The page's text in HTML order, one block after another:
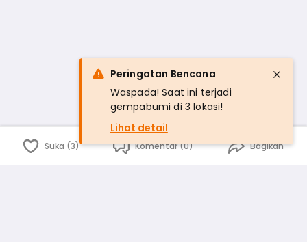
Suka (3) Komentar (0) Bagikan
Peringatan Bencana
Waspada! Saat ini terjadi
gempabumi di 3 lokasi!
Lihat detail